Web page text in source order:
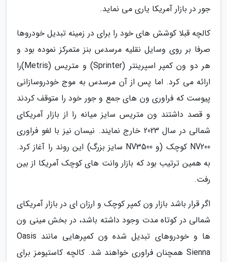
جور در بازار آمریکا یاری می نماید.
کالچه قبلا کوشش های خود را برای در زمینه تبدیل خودروها
صرفا بر روی وسایل نقلیه مرسدس بنز متمرکز نموده بود و
هر دو ون کمپر اسپرینتر (Sprinter) و متریس (Metris)را
ارائه می کرد. اما پس از آن مرسدس به موج خودروسازانی
پیوست که فراوری ون های جمع و جور خود را متوقف کردند
و قصد داشتند ون متریس سایز میانه را از بازار آمریکای
شمالی در سال 2023 خارج نمایند. نیسان نیز با لغو فراوری
NV200 کوچک (و NV3500 سایز بزرگ) این روند را آغاز کرد.
به همین ترتیب بود که بازار وانت های کوچک آمریکا از بین
رفت.
اگر قرار باشد بازار ون کمپر کوچک و ارزان ای در بازار آمریکای
شمالی در کوتاه مدت وجود داشته باشد، در بخش مینی ون
ها و خودروهای تبدیل شده ون کمپرهایی مانند Oasis
Sienna همچنان فراوری خواهند شد. کالچه کاستیومز برای